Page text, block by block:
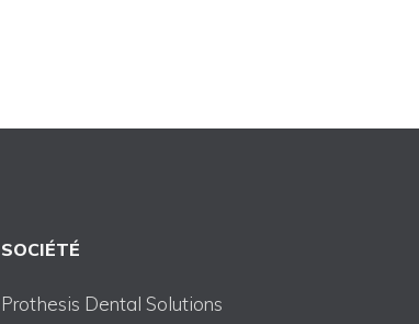
SOCIÉTÉ
Prothesis Dental Solutions